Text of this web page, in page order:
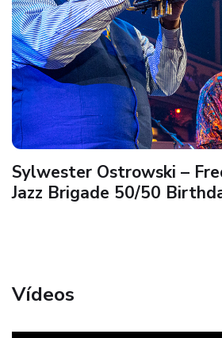
Sylwester Ostrowski –
Jazz Brigade 50/50
Vídeos